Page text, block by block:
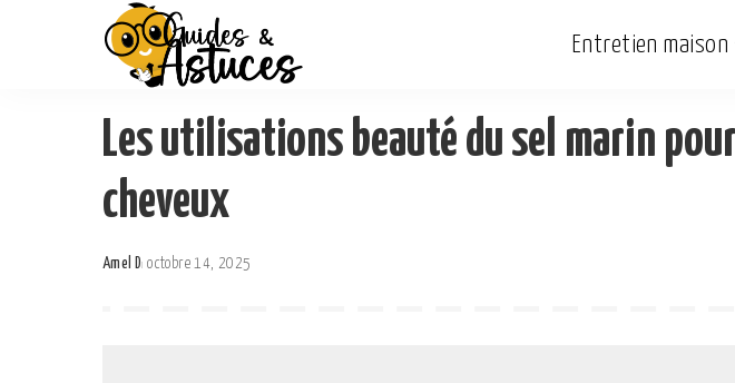
Entretien maison
Les utilisations beauté du sel marin
cheveux
Amel D octobre 14, 2025